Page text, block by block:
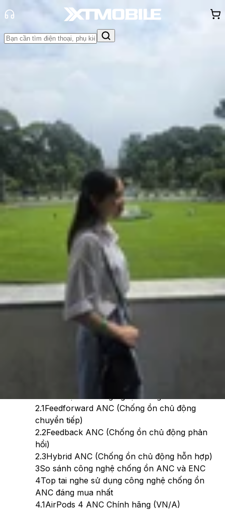
mãi
hàng - Sự kiện
ANC là gì? Có nên mua tai nghe
chống ồn chủ động ANC không?
Hồng Huệ
Ngày đăng:23/02/2026
23/02/2026
Theo dõi XTMobile trên
2.1Feedforward ANC (Chống ồn chủ động
chuyển tiếp)
2.2Feedback ANC (Chống ồn chủ động phản
hồi)
2.3Hybrid ANC (Chống ồn chủ động hỗn hợp)
3So sánh công nghệ chống ồn ANC và ENC
4Top tai nghe sử dụng công nghệ chống ồn
ANC đáng mua nhất
4.1AirPods 4 ANC Chính hãng (VN/A)